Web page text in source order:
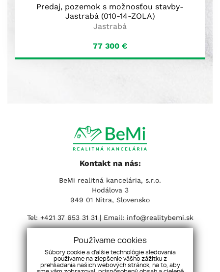
Používame cookies
Súbory cookie a ďalšie technológie sledovania
používame na zlepšenie vášho zážitku z
prehliadania našich webových stránok, na to, aby
Predaj, pozemok s možnosťou stavby-
Jastrabá (010-14-ZOLA)
Jastrabá
77 300 €
Kontakt na nás:
BeMi realitná kancelária, s.r.o.
Hodálova 3
949 01 Nitra, Slovensko
Tel: +421 37 653 31 31 | Email: info@realitybemi.sk
Sociálne siete: